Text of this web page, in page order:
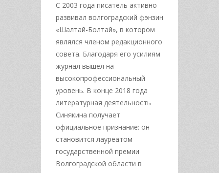
С 2003 года писатель активно
развивал волгоградский фэнзин
«Шалтай-Болтай», в котором
являлся членом редакционного
совета. Благодаря его усилиям
журнал вышел на
высокопрофессиональный
уровень. В конце 2018 года
литературная деятельность
Синякина получает
официальное признание: он
становится лауреатом
государственной премии
Волгоградской области в